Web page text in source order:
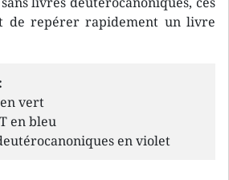
de repérer rapidement un livre
en vert
en bleu
en violet